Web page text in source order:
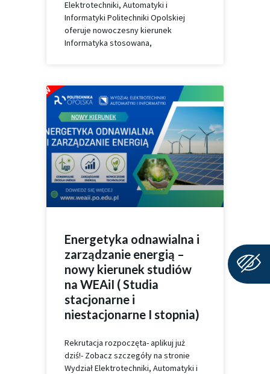
Elektrotechniki, Automatyki i
Informatyki Politechniki Opolskiej
oferuje nowoczesny kierunek
Informatyka stosowana,
Energetyka odnawialna i
zarządzanie energią –
nowy kierunek studiów
na WEAiI ( Studia
stacjonarne i
niestacjonarne I stopnia)
Rekrutacja rozpoczęta- aplikuj już
dziś!- Zobacz szczegóły na stronie
Wydział Elektrotechniki, Automatyki i